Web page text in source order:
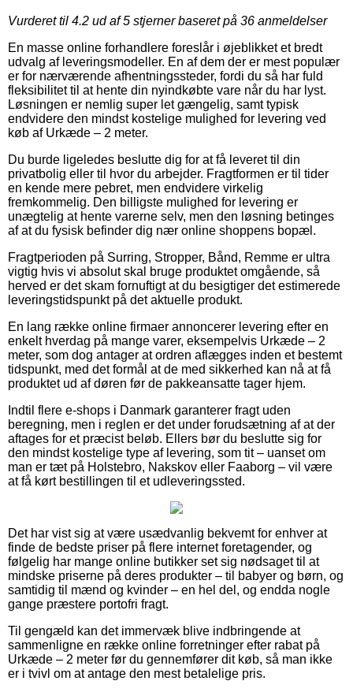
Vurderet til 4.2 ud af 5 stjerner baseret på 36 anmeldelser
En masse online forhandlere foreslår i øjeblikket et bredt
udvalg af leveringsmodeller. En af dem der er mest populær
er for nærværende afhentningssteder, fordi du så har fuld
fleksibilitet til at hente din nyindkøbte vare når du har lyst.
Løsningen er nemlig super let gængelig, samt typisk
endvidere den mindst kostelige mulighed for levering ved
køb af Urkæde – 2 meter.
Du burde ligeledes beslutte dig for at få leveret til din
privatbolig eller til hvor du arbejder. Fragtformen er til tider
en kende mere pebret, men endvidere virkelig
fremkommelig. Den billigste mulighed for levering er
unægtelig at hente varerne selv, men den løsning betinges
af at du fysisk befinder dig nær online shoppens bopæl.
Fragtperioden på Surring, Stropper, Bånd, Remme er ultra
vigtig hvis vi absolut skal bruge produktet omgående, så
herved er det skam fornuftigt at du besigtiger det estimerede
leveringstidspunkt på det aktuelle produkt.
En lang række online firmaer annoncerer levering efter en
enkelt hverdag på mange varer, eksempelvis Urkæde – 2
meter, som dog antager at ordren aflægges inden et bestemt
tidspunkt, med det formål at de med sikkerhed kan nå at få
produktet ud af døren før de pakkeansatte tager hjem.
Indtil flere e-shops i Danmark garanterer fragt uden
beregning, men i reglen er det under forudsætning af at der
aftages for et præcist beløb. Ellers bør du beslutte sig for
den mindst kostelige type af levering, som tit – uanset om
man er tæt på Holstebro, Nakskov eller Faaborg – vil være
at få kørt bestillingen til et udleveringssted.
Det har vist sig at være usædvanlig bekvemt for enhver at
finde de bedste priser på flere internet foretagender, og
følgelig har mange online butikker set sig nødsaget til at
mindske priserne på deres produkter – til babyer og børn, og
samtidig til mænd og kvinder – en hel del, og endda nogle
gange præstere portofri fragt.
Til gengæld kan det immervæk blive indbringende at
sammenligne en række online forretninger efter rabat på
Urkæde – 2 meter før du gennemfører dit køb, så man ikke
er i tvivl om at antage den mest betalelige pris.